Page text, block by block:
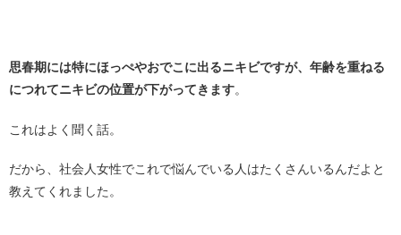
思春期には特にほっぺやおでこに出るニキビですが、年齢を重ねる
につれてニキビの位置が下がってきます。
これはよく聞く話。
だから、社会人女性でこれで悩んでいる人はたくさんいるんだよと
教えてくれました。